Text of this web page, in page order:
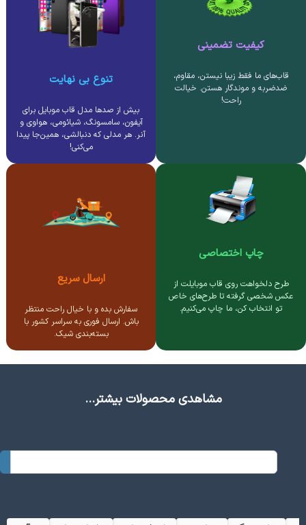
کیفیت تضمینی
قاب‌های ما فقط زیبا نیستن، مقاوم،
ضدضربه و موندگار هستن. خیالت
راحت!
تنوع بی نهایت
بیش از صدها مدل قاب موبایل برای
آیفون، سامسونگ، شیائومی، هواوی و
آنر. هر مدلی که دنبالشی، همین‌جا پیدا
می‌کنی!
چاپ اختصاصی
طرح دلخواهت روی قاب موبایلت از
عکس شخصی گرفته تا طرح‌های خاص
تو انتخاب کن، ما چاپ می‌کنیم.
ارسال سریع
سفارش بده و با خیال راحت منتظر
باش. ارسال فوری به سراسر کشور با
بسته‌بندی شیک.
مشاهدی محصولات بیشتر...